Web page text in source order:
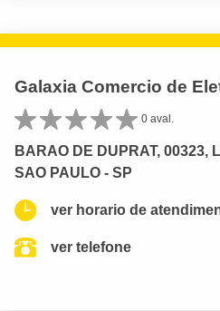
Galaxia Comercio de
0 aval.
BARAO DE DUPRAT, 00323,
SAO PAULO - SP
ver horario de
ver telefone